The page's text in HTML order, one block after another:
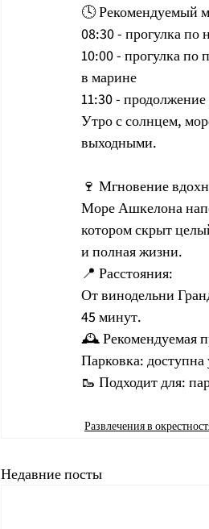
🕓 Рекомендуемый
08:30 - прогулка
10:00 - прогулка по
в марине
11:30 -
Утро с солнцем,
выходными.
🍷 Мгновение
Море Ашкелона
котором скрыт
и полная жизни.
📍 Расстояния:
От винодельни
45 минут.
🕰 Рекомендуемая
Парковка:
🥾 Подходит для:
Развлечения в
Недавние посты